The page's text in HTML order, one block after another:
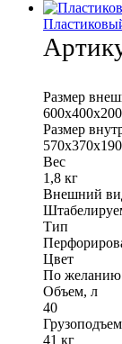
Размер
Размер
Вес
1,8 кг
Внешний
Тип
Цвет
По желанию
Объем, л
40
41 кг